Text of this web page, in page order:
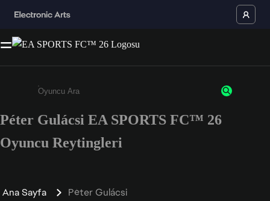
Enter a minimum of 3 characters or numbers
Péter Gulácsi EA SPORTS FC™ 26
Oyuncu Reytingleri
Ana Sayfa Péter Gulácsi